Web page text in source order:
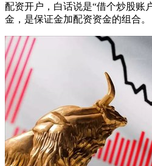
配资开户，白话说是“借个炒股账
金，是保证金加配资资金的组合。